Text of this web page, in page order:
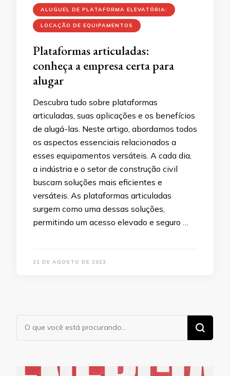
ALUGUEL DE PLATAFORMA ELEVATÓRIA:
LOCAÇÃO DE EQUIPAMENTOS
Plataformas articuladas:
conheça a empresa certa para
alugar
Descubra tudo sobre plataformas
articuladas, suas aplicações e os benefícios
de alugá-las. Neste artigo, abordamos todos
os aspectos essenciais relacionados a
esses equipamentos versáteis. A cada dia,
a indústria e o setor de construção civil
buscam soluções mais eficientes e
versáteis. As plataformas articuladas
surgem como uma dessas soluções,
permitindo um acesso elevado e seguro …
21 DE AGOSTO DE 2023
Procurando
algo?